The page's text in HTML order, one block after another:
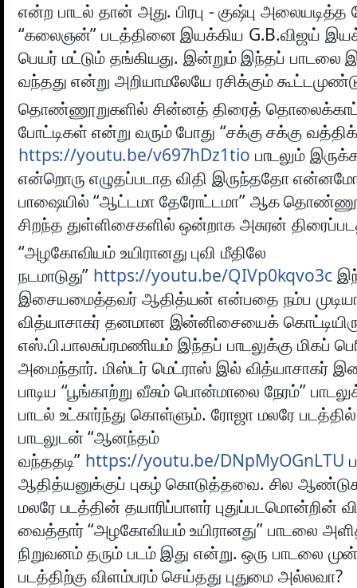
என்ற பாடல் தான் அது. பிரபு - குஷ்பு
“கலைஞன்” படத்தினை இயக்கிய G.B.விஜய்
பெயர் மட்டும் தங்கியது. இன்றும் இந்தப்
வந்தது என்று அறியாமலேயே ரசிக்கும்
தொண்ணூறுகளில் சின்னத் திரைத்
போட்டிகள் என்று வரும் போது “சக்கு சக்கு
https://youtu.be/v697hDz1tio பாடலும்
என்றொரு எழுதப்படாத விதி இருந்ததோ
பாஷையில் “ஆட்டமா தேரோட்டமா” ஆக
சிறந்த துள்ளிசைகளில் ஒன்றாக அசுரன்
“அழகோவியம் உயிரானது புவி மீதிலே
நடமாடுது” https://youtu.be/QIVp0kqvo3c
இசையமைத்தவர் ஆதித்யன் என்பதை நம்ப
வித்யாசாகர் தனமான இன்னிசையைக்
எஸ்.பி.பாலசுப்ரமணியம் இந்தப் பாடலுக்கு மிகப்
அமைந்தார். மிஸ்டர் மெட்ராஸ் இல் வித்யாசாகர்
பாடிய “பூங்காற்று வீசும் பொன்மாலை நேரம்”
பாடல் உட்கார்ந்து கொள்ளும். ரோஜா மலரே
பாடலுடன் “ஆனந்தம்
வந்ததடி” https://youtu.be/DNpMyOGnLTU
ஆதித்யனுக்குப் புகழ் கொடுத்தவை. சில
மலரே படத்தின் தயாரிப்பாளர் புதுப்படமொன்றின்
வைத்தார் “அழகோவியம் உயிரானது” பாடலை
நிறுவனம் தரும் படம் இது என்று. ஒரு பாடலை
படத்திற்கு விளம்பரம் செய்தது புதுமை அல்லவா?